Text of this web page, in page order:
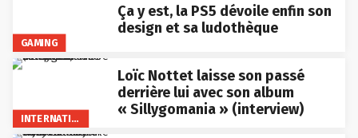
GAMING
Ça y est, la PS5 dévoile enfin son
design et sa ludothèque
Loïc Nottet laisse son passé
derrière lui avec son album
« Sillygomania » (interview)